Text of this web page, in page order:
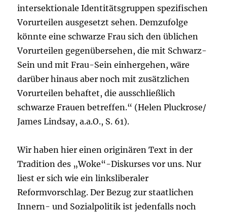
intersektionale Identitätsgruppen spezifischen
Vorurteilen ausgesetzt sehen. Demzufolge
könnte eine schwarze Frau sich den üblichen
Vorurteilen gegenübersehen, die mit Schwarz-
Sein und mit Frau-Sein einhergehen, wäre
darüber hinaus aber noch mit zusätzlichen
Vorurteilen behaftet, die ausschließlich
schwarze Frauen betreffen.“ (Helen Pluckrose/
James Lindsay, a.a.O., S. 61).
Wir haben hier einen originären Text in der
Tradition des „Woke“-Diskurses vor uns. Nur
liest er sich wie ein linksliberaler
Reformvorschlag. Der Bezug zur staatlichen
Innern- und Sozialpolitik ist jedenfalls noch